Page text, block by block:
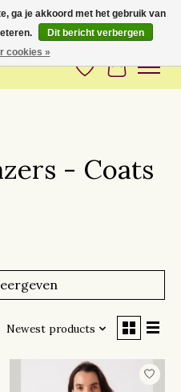
Verlanglijst
- Coats
Newest products
ga je akkoord met het gebruik van
Dit bericht verbergen
cookies »